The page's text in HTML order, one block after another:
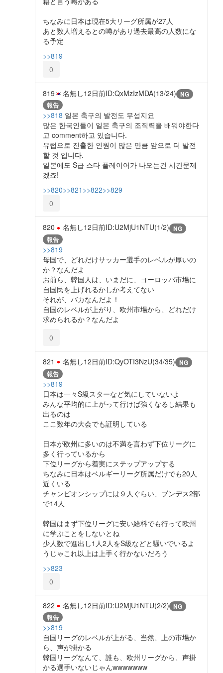
ちなみに日本は現在5大リーグ所属が27人
あと数人増えるとの噂があり過去最高の人数にな
る予定
>>819
0
819 名無し12日前ID:QxMzIzMDA(13/24) NG
報告
>>818 일본 축구의 발전도 무섭지요
많은 한국인들이 일본 축구의 조직력을 배워야한다
고 comment하고 있습니다.
유럽으로 진출한 인원이 많은 만큼 앞으로 더 발전
할 것 입니다.
일본에도 S급 스타 플레이어가 나오는건 시간문제
겠죠!
>>820>>821 >>822>>829
0
820 名無し12日前ID:U2MjU1NTU(1/2) NG
報告
>>819
母国で、どれだけサッカー選手のレベルが厚いの
か？なんだよ
お前ら、韓国人は、いまだに、ヨーロッパ市場に
自国民を上げれるかしか考えてない
それが、バカなんだよ！
自国のレベルが上がり、欧州市場から、どれだけ
求められるか？なんだよ
0
821 名無し12日前ID:QyOTI3NzU(34/35) NG
報告
>>819
日本は一々S級スターなど気にしていないよ
みんな平均的に上がって行けば強くなるし結果も
出るのは
ここ数年の大会でも証明している
日本が欧州に多いのは不満を言わず下位リーグに
多く行っているから
下位リーグから着実にステップアップする
ちなみに日本はベルギーリーグ所属だけでも20人
近くいる
チャンピオンシップには９人ぐらい、ブンデス2部
で14人
韓国はまず下位リーグに安い給料でも行って欧州
に学ぶことをしないとね
少人数で進出し1人2人をS級などと騒いでいるよ
うじゃこれ以上は上手く行かないだろう
>>823
0
822 名無し12日前ID:U2MjU1NTU(2/2) NG
報告
>>819
自国リーグのレベルが上がる、当然、上の市場か
ら、声が掛かる
韓国リーグなんて、誰も、欧州リーグから、声掛
かる選手いないじゃんwwwwwww